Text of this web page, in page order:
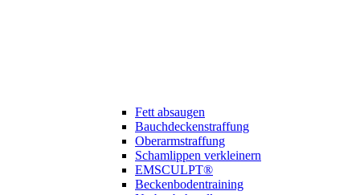
Fett absaugen
Bauchdeckenstraffung
Oberarm­straffung
Schamlippen verkleinern
EMSCULPT®
Beckenbodentraining